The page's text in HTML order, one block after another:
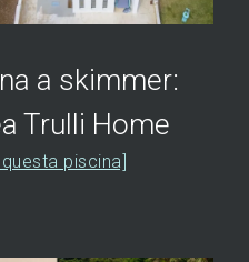
a skimmer:
Trulli Home
piscina]